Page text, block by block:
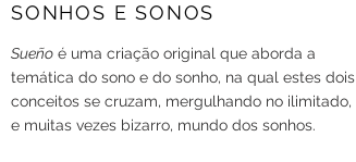
SONHOS E SONOS
Sueño é uma criação original que aborda a
temática do sono e do sonho, na qual estes dois
conceitos se cruzam, mergulhando no ilimitado,
e muitas vezes bizarro, mundo dos sonhos.